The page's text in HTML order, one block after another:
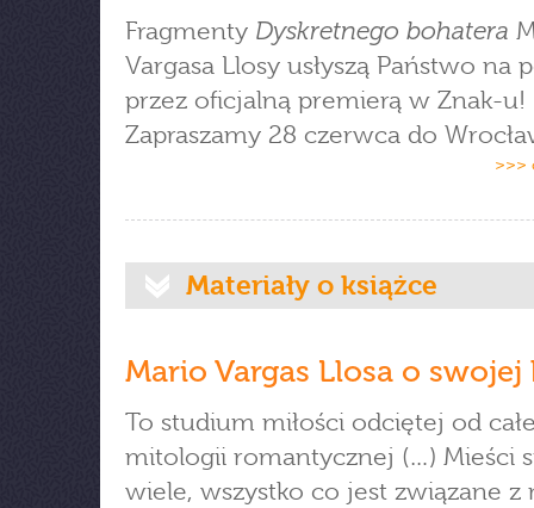
Fragmenty Dyskretnego bohatera
Vargasa Llosy usłyszą Państwo na
przez oficjalną premierą w Znak-u!
Zapraszamy 28 czerwca do
>>>
Materiały o książce
Mario Vargas Llosa o swojej
To studium miłości odciętej od
mitologii romantycznej (…) Mieści
wiele, wszystko co jest związane z